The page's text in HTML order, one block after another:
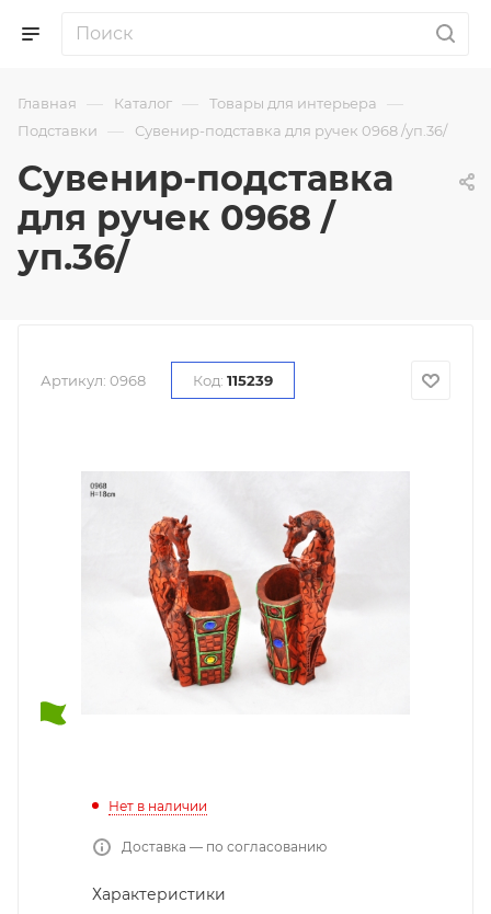
Главная — Каталог — Товары для интерьера —
Подставки — Сувенир-подставка для ручек 0968 /уп.36/
Сувенир-подставка
для ручек 0968 /
уп.36/
Артикул: 0968 Код: 115239
Нет в наличии
Доставка — по согласованию
Характеристики